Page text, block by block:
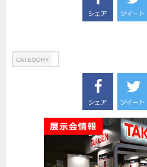
ハイセキュリティ錠前TAKシリーズ
CFRP（炭素繊維強化プラスチック）
ソリューション
船舶・港湾設備
CATEGORY